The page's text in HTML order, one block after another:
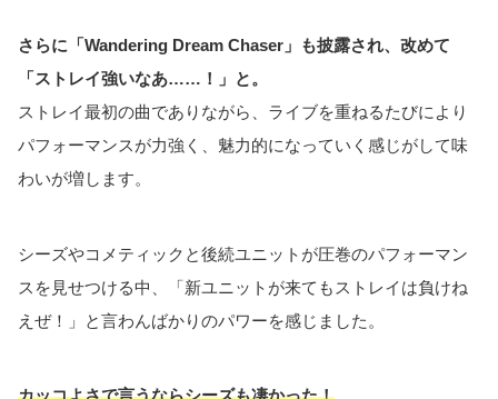
さらに「Wandering Dream Chaser」も披露され、改めて
「ストレイ強いなあ……！」と。
ストレイ最初の曲でありながら、ライブを重ねるたびにより
パフォーマンスが力強く、魅力的になっていく感じがして味
わいが増します。
シーズやコメティックと後続ユニットが圧巻のパフォーマン
スを見せつける中、「新ユニットが来てもストレイは負けね
えぜ！」と言わんばかりのパワーを感じました。